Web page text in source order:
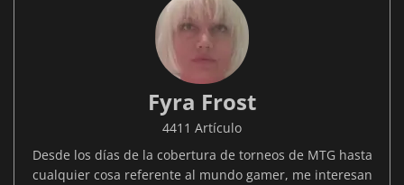
Fyra Frost
4411 Artículo
Desde los días de la cobertura de torneos de MTG hasta
cualquier cosa referente al mundo gamer, me interesan